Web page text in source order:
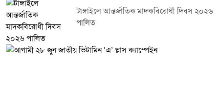
বাংলাদেশিরাও তাঁদের সমর্থন জানিয়েছেন। অধ্যাপক ইউনূস বলেন, জুলাইয়ে নারীদের
অসীম সাহসিকতা আগামী প্রজন্মের নারীদের অনুপ্রাণিত করবে। শিক্ষার্থীদের নেতৃত্ব
ভবিষ্যতের তরুণদের জন্য অনুপ্রেরণার উৎস হয়ে থাকবে। তিনি আরও বলেন, ঐক্যবদ্ধ
জাতি হিসেবে আমরা যে গণতান্ত্রিক, অর্থনৈতিক ও সামাজিক অগ্রযাত্রা শুরু করেছি, তা
অব্যাহত রাখতে আমাদের দৃঢ় সংকল্প নিতে হবে।
টাঙ্গাইলে আন্তর্জাতিক মাদকবিরোধী দিবস ২০২৬
পালিত